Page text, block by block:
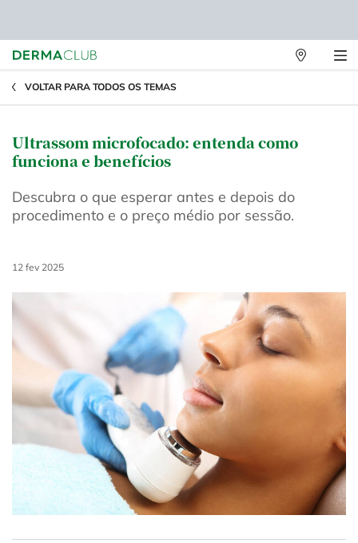
Lojas
VOLTAR PARA TODOS OS TEMAS
Ultrassom microfocado: entenda como
funciona e benefícios
Descubra o que esperar antes e depois do
procedimento e o preço médio por sessão.
Creation Date:
12 fev 2025
Update Date: